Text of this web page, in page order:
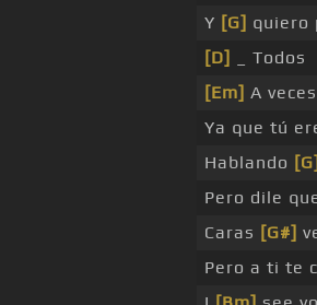
Y [G] quiero
[D]
_ Todos
[Em] A
Ya que tú
Hablando [G]
Pero dile
Caras [G#]
Pero a ti te